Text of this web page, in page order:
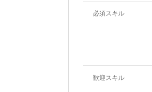
必須スキル
歓迎スキル